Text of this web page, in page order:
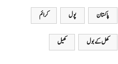
پاکستان پول کرائم
کھل کے بول کھیل